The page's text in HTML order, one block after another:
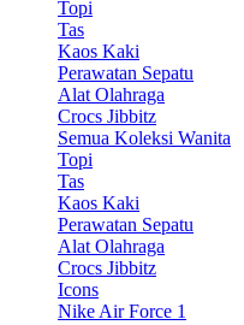
Topi
Tas
Kaos Kaki
Perawatan Sepatu
Alat Olahraga
Crocs Jibbitz
Semua Koleksi Wanita
Topi
Tas
Kaos Kaki
Perawatan Sepatu
Alat Olahraga
Crocs Jibbitz
Icons
Nike Air Force 1